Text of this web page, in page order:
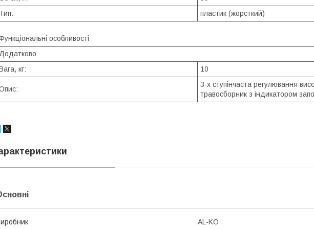
пластик (жорсткий)
особливості
кг:
10
3-х ступінчаста регулювання
травосборник з індикатором
AL-KO